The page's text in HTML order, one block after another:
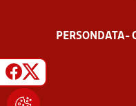
PERSONDATA-